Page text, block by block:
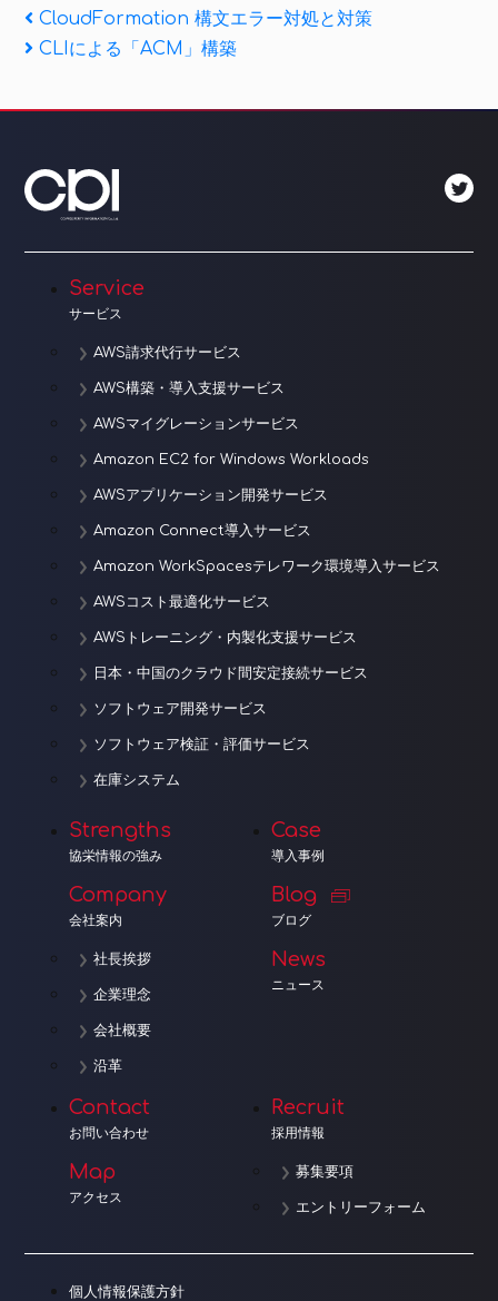
投
稿
ナ
ゲ
シ
ン
Previous
Post
CloudFormation 構文エラー対処と対策
Next
CLIによる「ACM」構築
Service
サービス
AWS請求代行サービス
AWS構築・導入支援サービス
AWSマイグレーションサービス
Amazon EC2 for Windows Workloads
AWSアプリケーション開発サービス
Amazon Connect導入サービス
Amazon WorkSpacesテレワーク環境導入サービス
AWSコスト最適化サービス
AWSトレーニング・内製化支援サービス
日本・中国のクラウド間安定接続サービス
ソフトウェア開発サービス
ソフトウェア検証・評価サービス
在庫システム
Strengths
協栄情報の強み
Company
会社案内
社長挨拶
企業理念
会社概要
沿革
Case
導入事例
Blog
ブログ
News
ニュース
Contact
お問い合わせ
Map
アクセス
Recruit
採用情報
募集要項
エントリーフォーム
個人情報保護方針